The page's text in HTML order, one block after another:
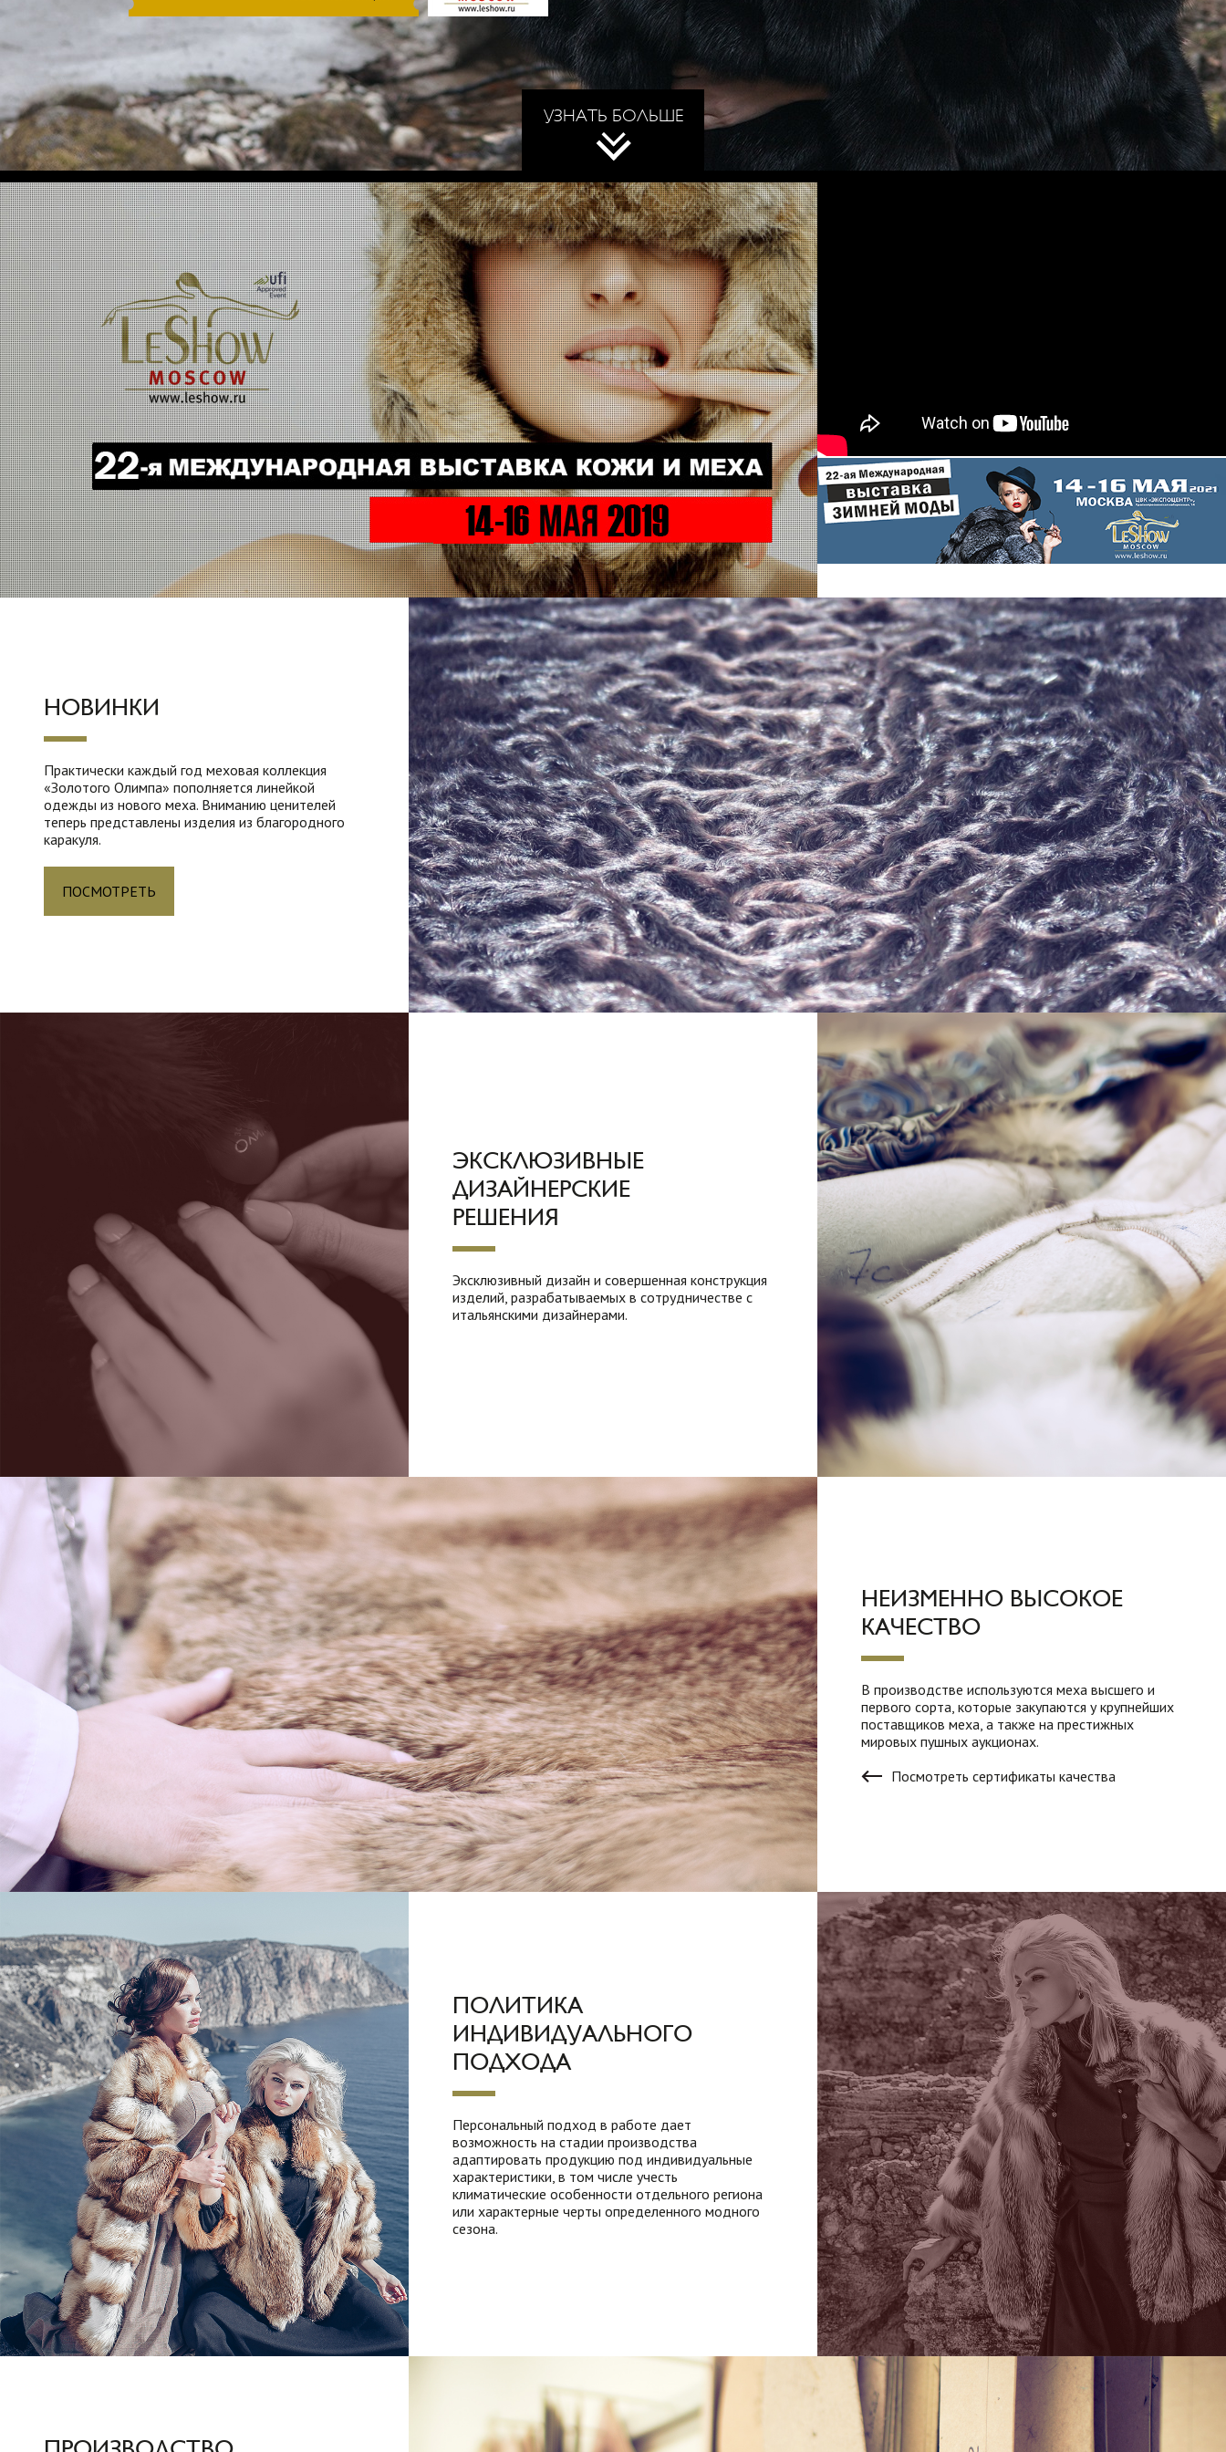
УЗНАТЬ БОЛЬШЕ
НОВИНКИ
Практически каждый год меховая коллекция
«Золотого Олимпа» пополняется линейкой
одежды из нового меха. Вниманию ценителей
теперь представлены изделия из благородного
каракуля.
ПОСМОТРЕТЬ
ЭКСКЛЮЗИВНЫЕ
ДИЗАЙНЕРСКИЕ
РЕШЕНИЯ
Эксклюзивный дизайн и совершенная конструкция
изделий, разрабатываемых в сотрудничестве с
итальянскими дизайнерами.
НЕИЗМЕННО ВЫСОКОЕ
КАЧЕСТВО
В производстве используются меха высшего и
первого сорта, которые закупаются у крупнейших
поставщиков меха, а также на престижных
мировых пушных аукционах.
Посмотреть сертификаты качества
ПОЛИТИКА
ИНДИВИДУАЛЬНОГО
ПОДХОДА
Персональный подход в работе дает
возможность на стадии производства
адаптировать продукцию под индивидуальные
характеристики, в том числе учесть
климатические особенности отдельного региона
или характерные черты определенного модного
сезона.